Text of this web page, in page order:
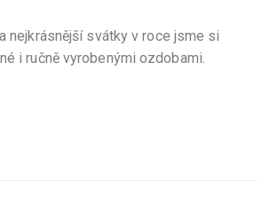
nejkrásnější svátky v roce jsme si
i ručně vyrobenými ozdobami.